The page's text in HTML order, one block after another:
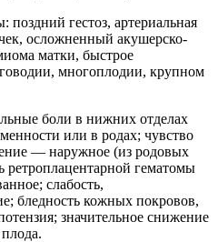
гестоз, артериальная
осложненный акушерско-
матки, быстрое
многоплодии, крупном
боли в нижних отделах
или в родах; чувство
— наружное (из родовых
ретроплацентарной гематомы
слабость,
бледность кожных покровов,
значительное снижение